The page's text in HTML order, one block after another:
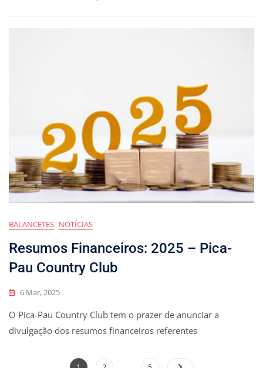
BALANCETES NOTÍCIAS
Resumos Financeiros: 2025 – Pica-
Pau Country Club
6 Mar, 2025
O Pica-Pau Country Club tem o prazer de anunciar a
divulgação dos resumos financeiros referentes
Paginação
…